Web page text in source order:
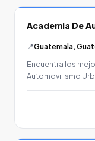
Academia De
📍Guatemala,
Encuentra los
Automovilismo